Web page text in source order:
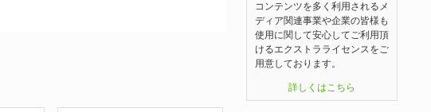
コンテンツを多く利用されるメ
ディア関連事業や企業の皆様も
使用に関して安心してご利用頂
けるエクストラライセンスをご
用意しております。
詳しくはこちら